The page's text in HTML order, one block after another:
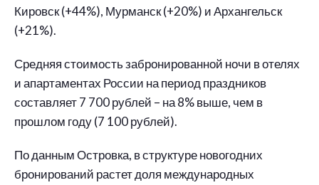
Кировск (+44%), Мурманск (+20%) и Архангельск
(+21%).
Средняя стоимость забронированной ночи в отелях
и апартаментах России на период праздников
составляет 7 700 рублей – на 8% выше, чем в
прошлом году (7 100 рублей).
По данным Островка, в структуре новогодних
бронирований растет доля международных